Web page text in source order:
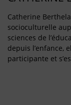
Catherine
socioculturelle
sciences de
depuis l’enfance,
participante et